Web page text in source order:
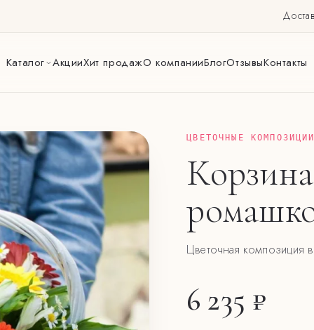
Каталог АкцииХит продажО компанииБлогОтзывыКонтакты
ЦВЕТОЧНЫЕ
Цветочная композиция
6 235 ₽